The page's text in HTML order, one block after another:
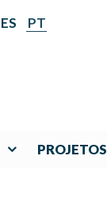
ES PT
PROJETOS